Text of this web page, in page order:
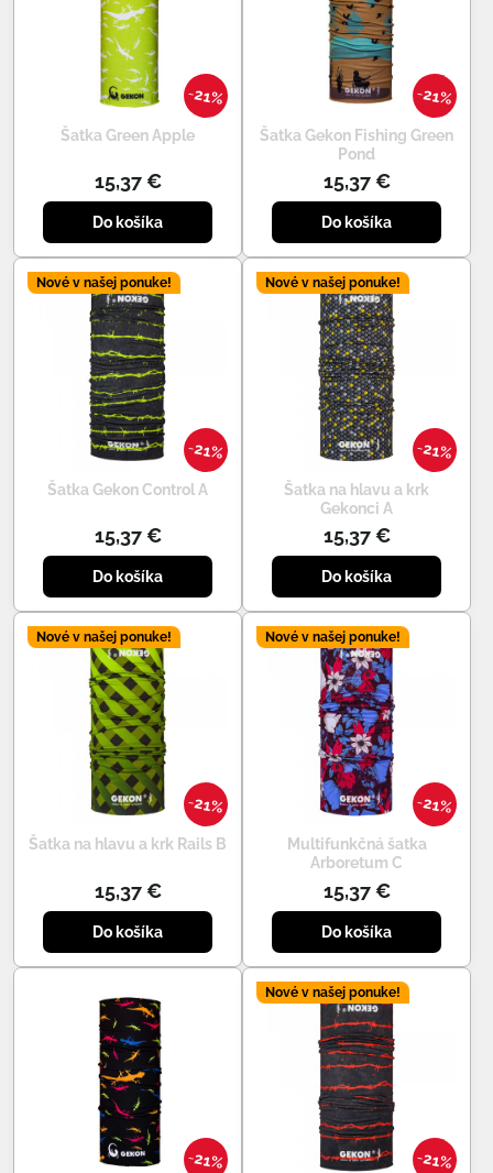
21%
Šatka Green Apple
15,37 €
Do košíka
21%
Šatka Gekon Fishing Green
Pond
15,37 €
Do košíka
21%
Nové v našej ponuke!
Šatka Gekon Control A
15,37 €
Do košíka
21%
Nové v našej ponuke!
Šatka na hlavu a krk
Gekonci A
15,37 €
Do košíka
21%
Nové v našej ponuke!
Šatka na hlavu a krk Rails B
15,37 €
Do košíka
21%
Nové v našej ponuke!
Multifunkčná šatka
Arboretum C
15,37 €
Do košíka
21% 21%
Nové v našej ponuke!